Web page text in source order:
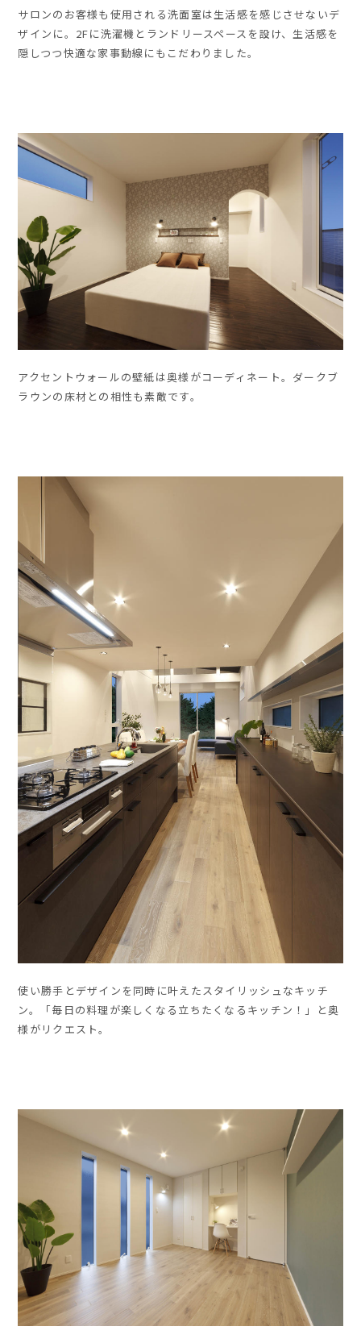
サロンのお客様も使用される洗面室は生活感を感じさせないデ
ザインに。2Fに洗濯機とランドリースペースを設け、生活感を
隠しつつ快適な家事動線にもこだわりました。
アクセントウォールの壁紙は奥様がコーディネート。ダークブ
ラウンの床材との相性も素敵です。
使い勝手とデザインを同時に叶えたスタイリッシュなキッチ
ン。「毎日の料理が楽しくなる立ちたくなるキッチン！」と奥
様がリクエスト。